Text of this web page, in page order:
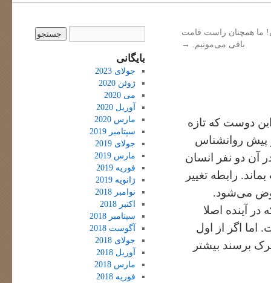
همچنان راست قامت
باقی می‌مونیم.
→
دوست که تازه
پیش روانشناس
آن دو نفر انسان
رابطه تغییر
می‌شود.
در آینده اصلا
اما اگر از اول
برسند بیشتر
بایگانی
جولای 2023
ژوئن 2020
می 2020
آوریل 2020
مارس 2020
سپتامبر 2019
جولای 2019
مارس 2019
فوریه 2019
ژانویه 2019
نوامبر 2018
اکتبر 2018
سپتامبر 2018
آگوست 2018
جولای 2018
آوریل 2018
مارس 2018
فوریه 2018